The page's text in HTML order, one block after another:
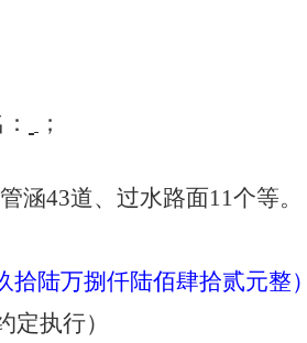
；
涵43道、过水路面11个等。
拾陆万捌仟陆佰肆拾贰元整
定执行）